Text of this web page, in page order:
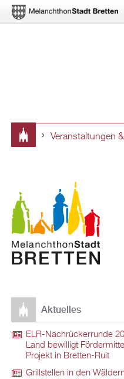
hier
Veranstaltungen
Aktuelles
ELR-Nachrückerrunde
Land bewilligt
Projekt in Bretten-Ruit
Grillstellen in den